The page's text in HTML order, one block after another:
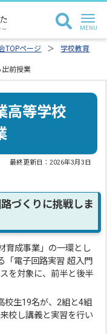
TOPページ
学校教育
前授業
高等学校
最終更新日：2026年3月3日
づくりに挑戦しま
育成事業」の一環とし
「電子回路実習 超入門
を対象に、前半と後半
生19名が、2組と4組
校し講義と実習を行い